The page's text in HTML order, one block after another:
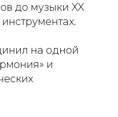
до музыки XX
на одной
и